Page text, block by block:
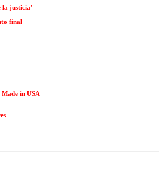
la justicia''
final
Made in USA